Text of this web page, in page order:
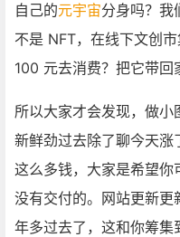
自己的元宇宙分身吗？我
不是 NFT，在线下文创
100 元去消费？把它带回
所以大家才会发现，做小
新鲜劲过去除了聊今天
这么多钱，大家是希望
没有交付的。网站更新更
年多过去了，这和你筹集